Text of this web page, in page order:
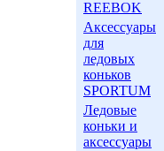
REEBOK
Аксессуары
для
ледовых
коньков
SPORTUM
Ледовые
коньки и
аксессуары